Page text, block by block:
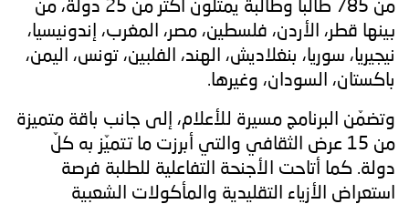
من 785 طالباً وطالبة يمثلون أكثر من 25 دولة، من
بينها قطر، الأردن، فلسطين، مصر، المغرب، إندونيسيا،
نيجيريا، سوريا، بنغلاديش، الهند، الفلبين، تونس، اليمن،
باكستان، السودان، وغيرها.
وتضمّن البرنامج مسيرة للأعلام، إلى جانب باقة متميزة
من 15 عرض الثقافي والتي أبرزت ما تتميّز به كلّ
دولة. كما أتاحت الأجنحة التفاعلية للطلبة فرصة
استعراض الأزياء التقليدية والمأكولات الشعبية